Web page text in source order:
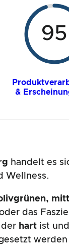
95
&
handelt es
Wellness.
das
der hart ist
werden